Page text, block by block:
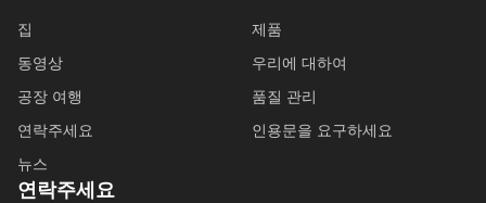
집
제품
동영상
우리에 대하여
공장 여행
품질 관리
연락주세요
인용문을 요구하세요
뉴스
연락주세요